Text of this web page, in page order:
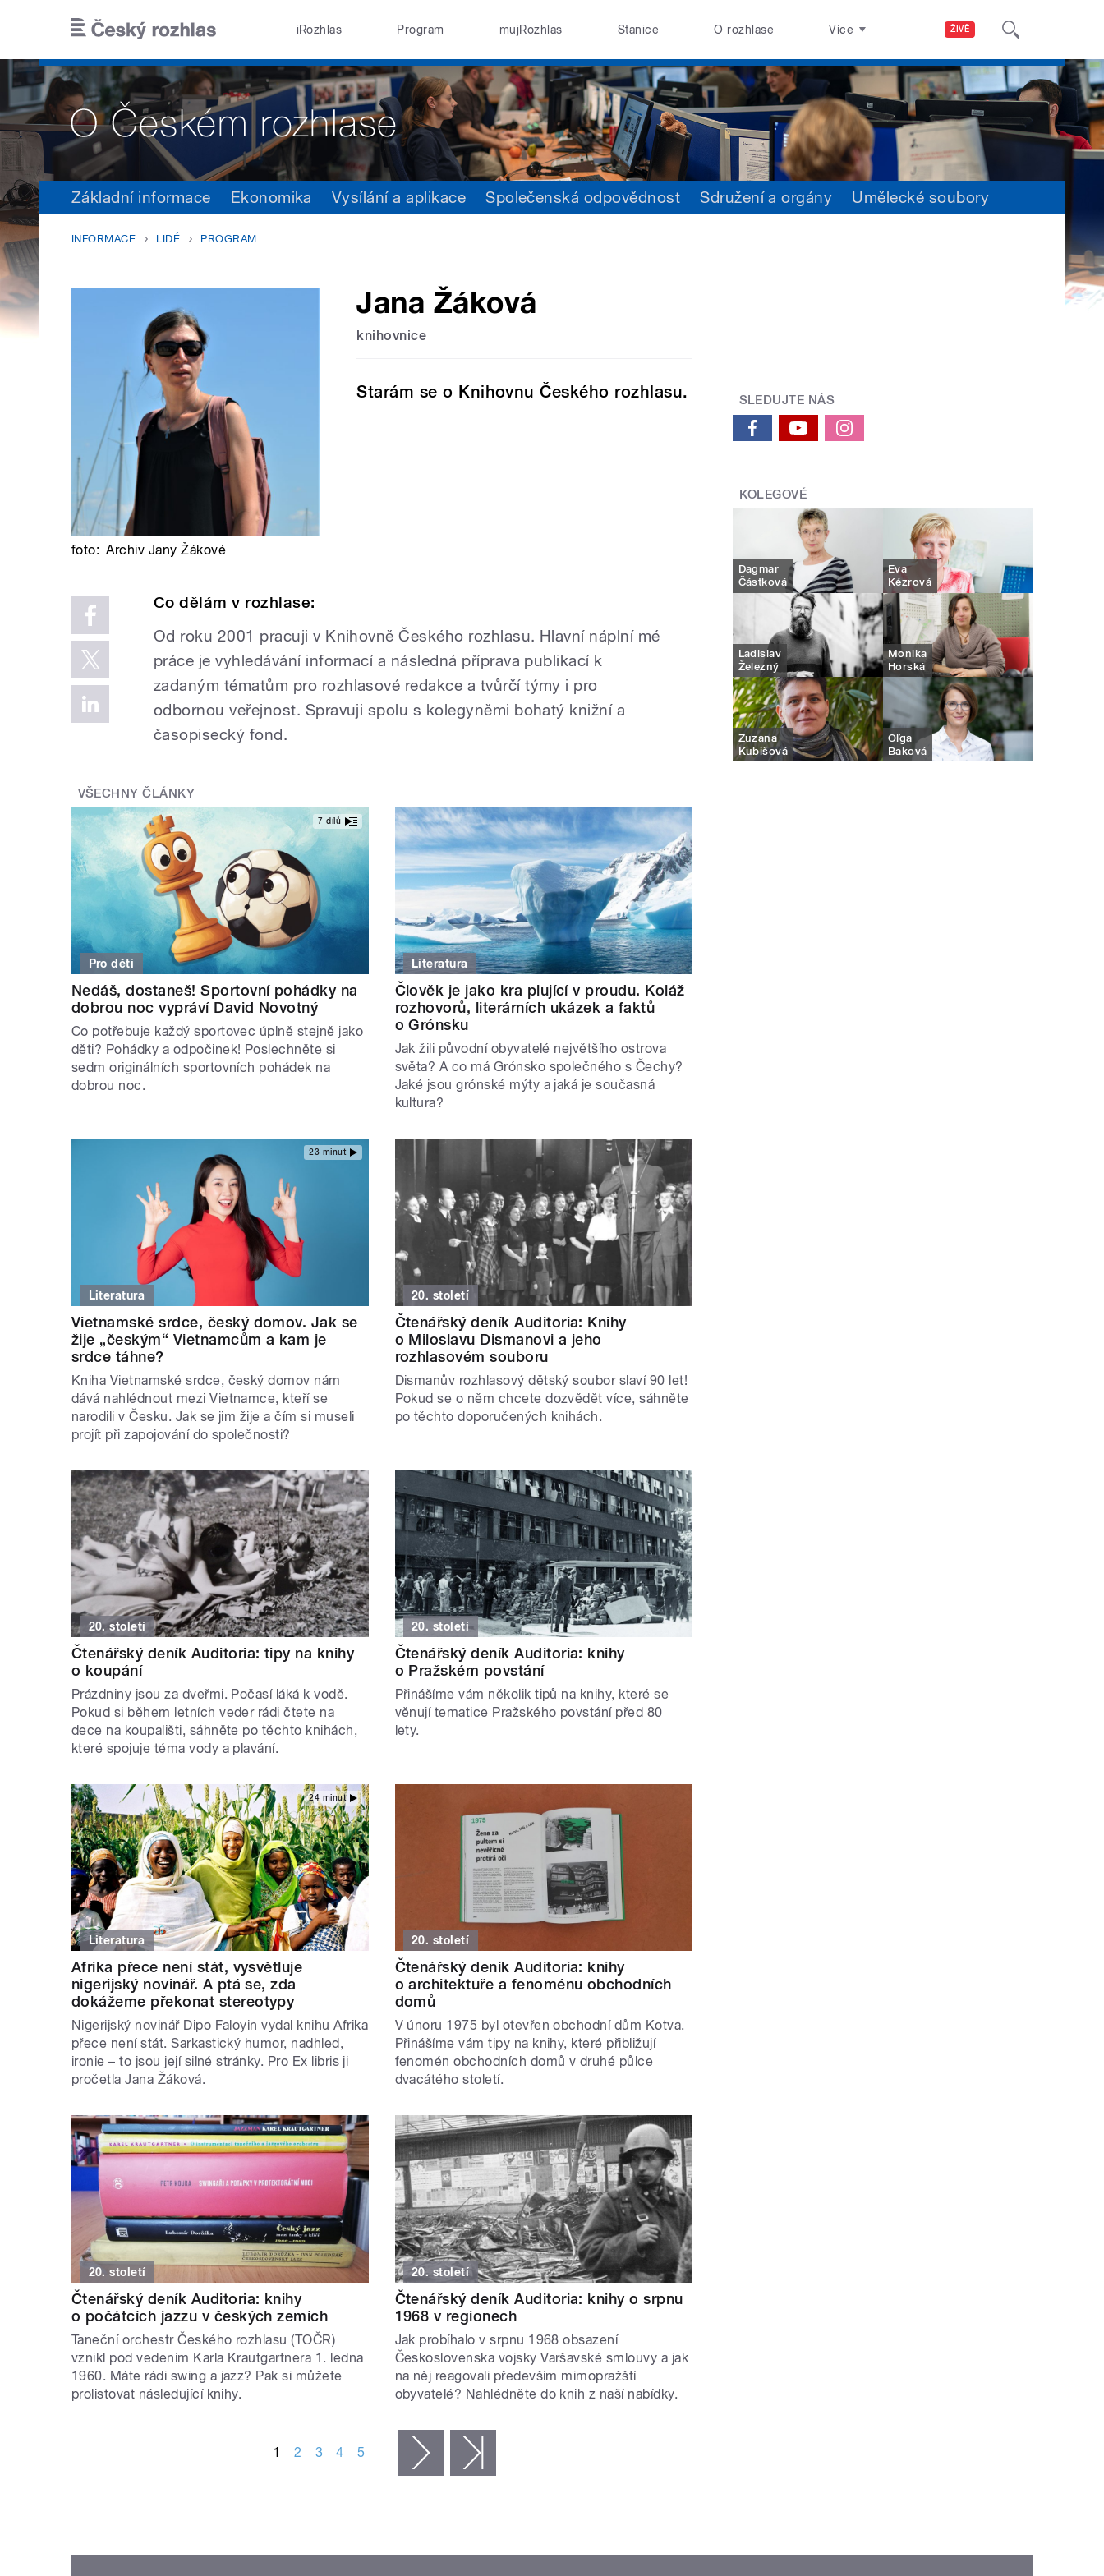
ŽIVĚ
iRozhlas Program mujRozhlas Stanice O rozhlase Více
Základní informace Ekonomika Vysílání a aplikace Společenská odpovědnost Sdružení a orgány Umělecké soubory
INFORMACE LIDÉ PROGRAM
Jana Žáková
knihovnice
Starám se o Knihovnu Českého rozhlasu.
foto: Archiv Jany Žákové
Co dělám v rozhlase:
Od roku 2001 pracuji v Knihovně Českého rozhlasu. Hlavní náplní mé
práce je vyhledávání informací a následná příprava publikací k
zadaným tématům pro rozhlasové redakce a tvůrčí týmy i pro
odbornou veřejnost. Spravuji spolu s kolegyněmi bohatý knižní a
časopisecký fond.
VŠECHNY ČLÁNKY
7 dílů
Pro děti
Nedáš, dostaneš! Sportovní pohádky na
dobrou noc vypráví David Novotný
Co potřebuje každý sportovec úplně stejně jako
děti? Pohádky a odpočinek! Poslechněte si
sedm originálních sportovních pohádek na
dobrou noc.
Literatura
Člověk je jako kra plující v proudu. Koláž
rozhovorů, literárních ukázek a faktů
o Grónsku
Jak žili původní obyvatelé největšího ostrova
světa? A co má Grónsko společného s Čechy?
Jaké jsou grónské mýty a jaká je současná
kultura?
23 minut
Literatura
Vietnamské srdce, český domov. Jak se
žije „českým“ Vietnamcům a kam je
srdce táhne?
Kniha Vietnamské srdce, český domov nám
dává nahlédnout mezi Vietnamce, kteří se
narodili v Česku. Jak se jim žije a čím si museli
projít při zapojování do společnosti?
20. století
Čtenářský deník Auditoria: Knihy
o Miloslavu Dismanovi a jeho
rozhlasovém souboru
Dismanův rozhlasový dětský soubor slaví 90 let!
Pokud se o něm chcete dozvědět více, sáhněte
po těchto doporučených knihách.
20. století
Čtenářský deník Auditoria: tipy na knihy
o koupání
Prázdniny jsou za dveřmi. Počasí láká k vodě.
Pokud si během letních veder rádi čtete na
dece na koupališti, sáhněte po těchto knihách,
které spojuje téma vody a plavání.
20. století
Čtenářský deník Auditoria: knihy
o Pražském povstání
Přinášíme vám několik tipů na knihy, které se
věnují tematice Pražského povstání před 80
lety.
24 minut
Literatura
Afrika přece není stát, vysvětluje
nigerijský novinář. A ptá se, zda
dokážeme překonat stereotypy
Nigerijský novinář Dipo Faloyin vydal knihu Afrika
přece není stát. Sarkastický humor, nadhled,
ironie – to jsou její silné stránky. Pro Ex libris ji
pročetla Jana Žáková.
20. století
Čtenářský deník Auditoria: knihy
o architektuře a fenoménu obchodních
domů
V únoru 1975 byl otevřen obchodní dům Kotva.
Přinášíme vám tipy na knihy, které přibližují
fenomén obchodních domů v druhé půlce
dvacátého století.
20. století
Čtenářský deník Auditoria: knihy
o počátcích jazzu v českých zemích
Taneční orchestr Českého rozhlasu (TOČR)
vznikl pod vedením Karla Krautgartnera 1. ledna
1960. Máte rádi swing a jazz? Pak si můžete
prolistovat následující knihy.
20. století
Čtenářský deník Auditoria: knihy o srpnu
1968 v regionech
Jak probíhalo v srpnu 1968 obsazení
Československa vojsky Varšavské smlouvy a jak
na něj reagovali především mimopražští
obyvatelé? Nahlédněte do knih z naší nabídky.
1 2 3 4 5 následující ›
SLEDUJTE NÁS
KOLEGOVÉ
Dagmar
Částková
Eva
Kézrová
Ladislav
Železný
Monika
Horská
Zuzana
Kubišová
Oľga
Baková